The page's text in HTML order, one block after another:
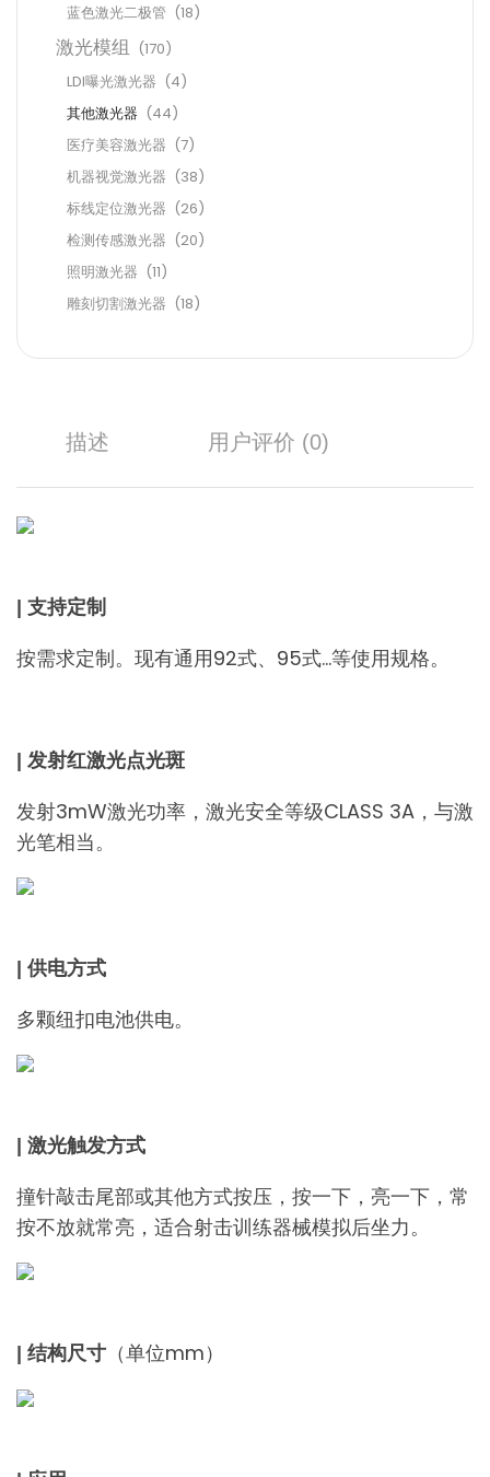
蓝色激光二极管 (18)
激光模组 (170)
LDI曝光激光器 (4)
其他激光器 (44)
医疗美容激光器 (7)
机器视觉激光器 (38)
标线定位激光器 (26)
检测传感激光器 (20)
照明激光器 (11)
雕刻切割激光器 (18)
描述 用户评价 (0)
| 支持定制
按需求定制。现有通用92式、95式…等使用规格。
| 发射红激光点光斑
发射3mW激光功率，激光安全等级CLASS 3A，与激
光笔相当。
| 供电方式
多颗纽扣电池供电。
| 激光触发方式
撞针敲击尾部或其他方式按压，按一下，亮一下，常
按不放就常亮，适合射击训练器械模拟后坐力。
| 结构尺寸 （单位mm）